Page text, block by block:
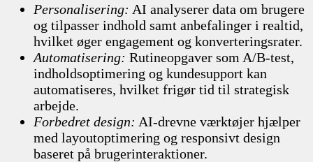
Personalisering: AI analyserer data om brugere
og tilpasser indhold samt anbefalinger i realtid,
hvilket øger engagement og konverteringsrater.
Automatisering: Rutineopgaver som A/B-test,
indholdsoptimering og kundesupport kan
automatiseres, hvilket frigør tid til strategisk
arbejde.
Forbedret design: AI-drevne værktøjer hjælper
med layoutoptimering og responsivt design
baseret på brugerinteraktioner.